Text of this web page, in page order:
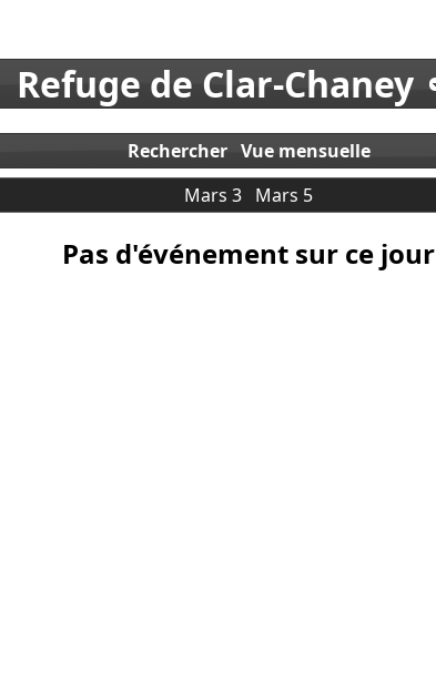
Refuge de Clar-Chaney
Rechercher Vue mensuelle
Mars 3 Mars 5
Pas d'événement sur ce jour